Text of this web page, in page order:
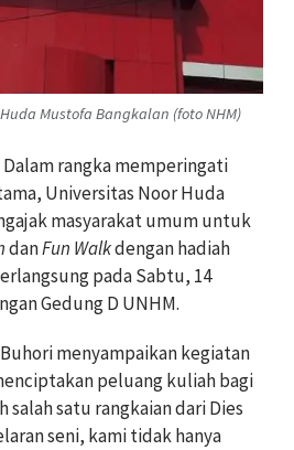
Mustofa Bangkalan (foto NHM)
Dalam rangka memperingati
Universitas Noor Huda
masyarakat umum untuk
danFun Walkdengan hadiah
pada Sabtu, 14
Gedung D UNHM.
menyampaikan kegiatan
peluang kuliah bagi
salah satu rangkaian dari Dies
seni, kami tidak hanya